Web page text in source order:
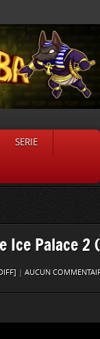
SERIE
Palace 2
AUCUN